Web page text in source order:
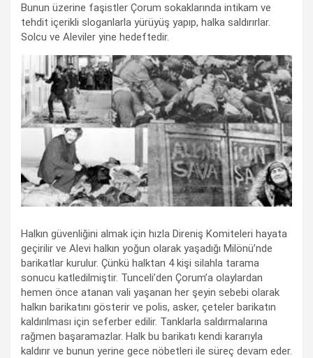
Bunun üzerine faşistler Çorum sokaklarında intikam ve
tehdit içerikli sloganlarla yürüyüş yapıp, halka saldırırlar.
Solcu ve Aleviler yine hedeftedir.
Halkın güvenliğini almak için hızla Direniş Komiteleri hayata
geçirilir ve Alevi halkın yoğun olarak yaşadığı Milönü’nde
barikatlar kurulur. Çünkü halktan 4 kişi silahla tarama
sonucu katledilmiştir. Tunceli’den Çorum’a olaylardan
hemen önce atanan vali yaşanan her şeyin sebebi olarak
halkın barikatını gösterir ve polis, asker, çeteler barikatın
kaldırılması için seferber edilir. Tanklarla saldırmalarına
rağmen başaramazlar. Halk bu barikatı kendi kararıyla
kaldırır ve bunun yerine gece nöbetleri ile süreç devam eder.